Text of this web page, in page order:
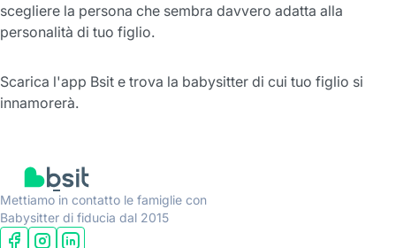
scegliere la persona che sembra davvero adatta alla
personalità di tuo figlio.
Scarica l'app Bsit e trova la babysitter di cui tuo figlio si
innamorerà.
Mettiamo in contatto le famiglie con
Babysitter di fiducia dal 2015